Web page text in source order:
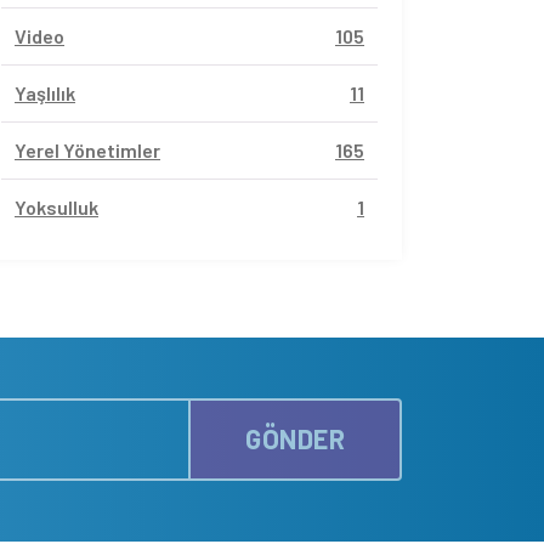
Video 105
Yaşlılık 11
Yerel Yönetimler 165
Yoksulluk 1
GÖNDER